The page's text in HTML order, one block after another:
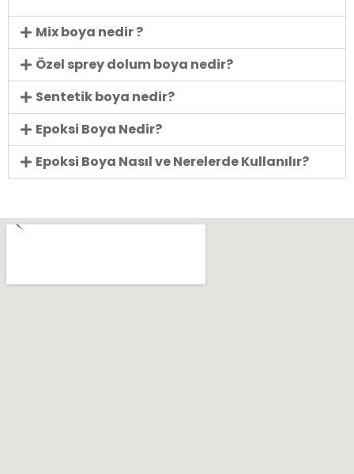
Mix boya nedir ?
Özel sprey dolum boya nedir?
Sentetik boya nedir?
Epoksi Boya Nedir?
Epoksi Boya Nasıl ve Nerelerde Kullanılır?